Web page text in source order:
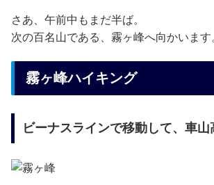
さあ、午前中もまだ半ば。
次の百名山である、霧ヶ峰へ向かいます
霧ヶ峰ハイキング
ビーナスラインで移動して、車山